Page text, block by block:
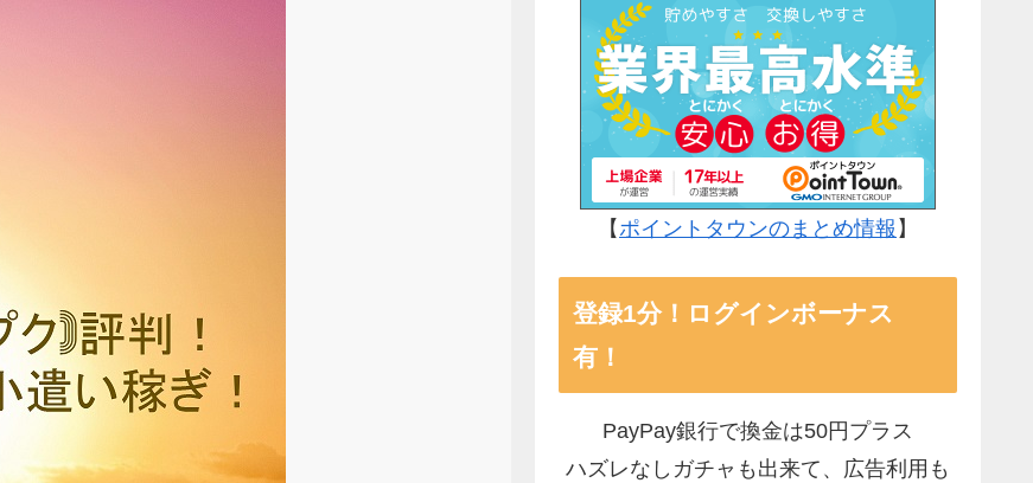
【ポイントタウンのまとめ情報 】
登録1分！ログインボーナス
有！
PayPay銀行で換金は50円プラス
ハズレなしガチャも出来て、広告利用も